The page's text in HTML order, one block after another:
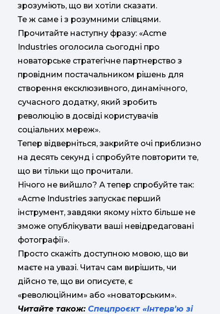
зрозуміють, що ви хотіли сказати.
Те ж саме і з розумними слівцями.
Прочитайте наступну фразу: «Acme
Industries оголосила сьогодні про
новаторське стратегічне партнерство з
провідним постачальником рішень для
створення ексклюзивного, динамічного,
сучасного додатку, який зробить
революцію в досвіді користувачів
соціальних мереж».
Тепер відверніться, закрийте очі приблизно
на десять секунд і спробуйте повторити те,
що ви тільки що прочитали.
Нічого не вийшло? А тепер спробуйте так:
«Acme Industries запускає перший
інструмент, завдяки якому ніхто більше не
зможе опублікувати ваші невідредаговані
фотографії».
Просто скажіть доступною мовою, що ви
маєте на увазі. Читач сам вирішить, чи
дійсно те, що ви описуєте, є
«революційним» або «новаторським».
Читайте також: Спецпроєкт «Інтерв'ю зі